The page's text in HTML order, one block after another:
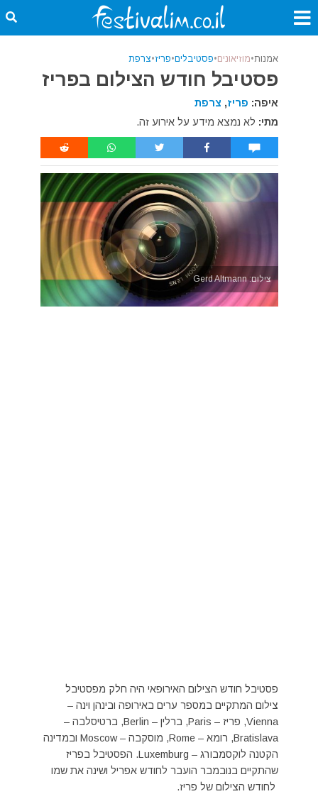
אמנות•מוזיאונים•פסטיבלים•פריז•צרפת
פסטיבל חודש הצילום בפריז
איפה: פריז, צרפת
מתי: לא נמצא מידע על אירוע זה.
צילום: Gerd Altmann
פסטיבל חודש הצילום האירופאי היה חלק מפסטיבל
צילום המתקיים במספר ערים באירופה ובינהן וינה –
Vienna, פריז – Paris, ברלין – Berlin, ברטיסלבה –
Bratislava, רומא – Rome, מוסקבה – Moscow ובמדינה
הקטנה לוקסמבורג – Luxemburg. הפסטיבל בפריז
שהתקיים בנובמבר הועבר לחודש אפריל ושינה את שמו
לחודש הצילום של פריז.